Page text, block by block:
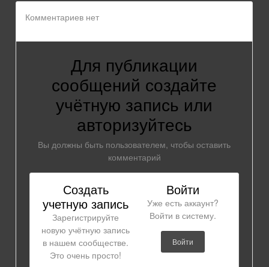
Комментариев нет
Для публикации
сообщений создайте
учётную запись или
авторизуйтесь
Вы должны быть пользователем, чтобы оставить
комментарий
Создать
учетную запись
Зарегистрируйте
новую учётную запись
в нашем сообществе.
Это очень просто!
Войти
Уже есть аккаунт?
Войти в систему.
Войти